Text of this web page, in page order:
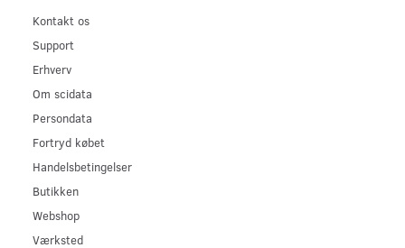
Kontakt os
Support
Erhverv
Om scidata
Persondata
Fortryd købet
Handelsbetingelser
Butikken
Webshop
Værksted